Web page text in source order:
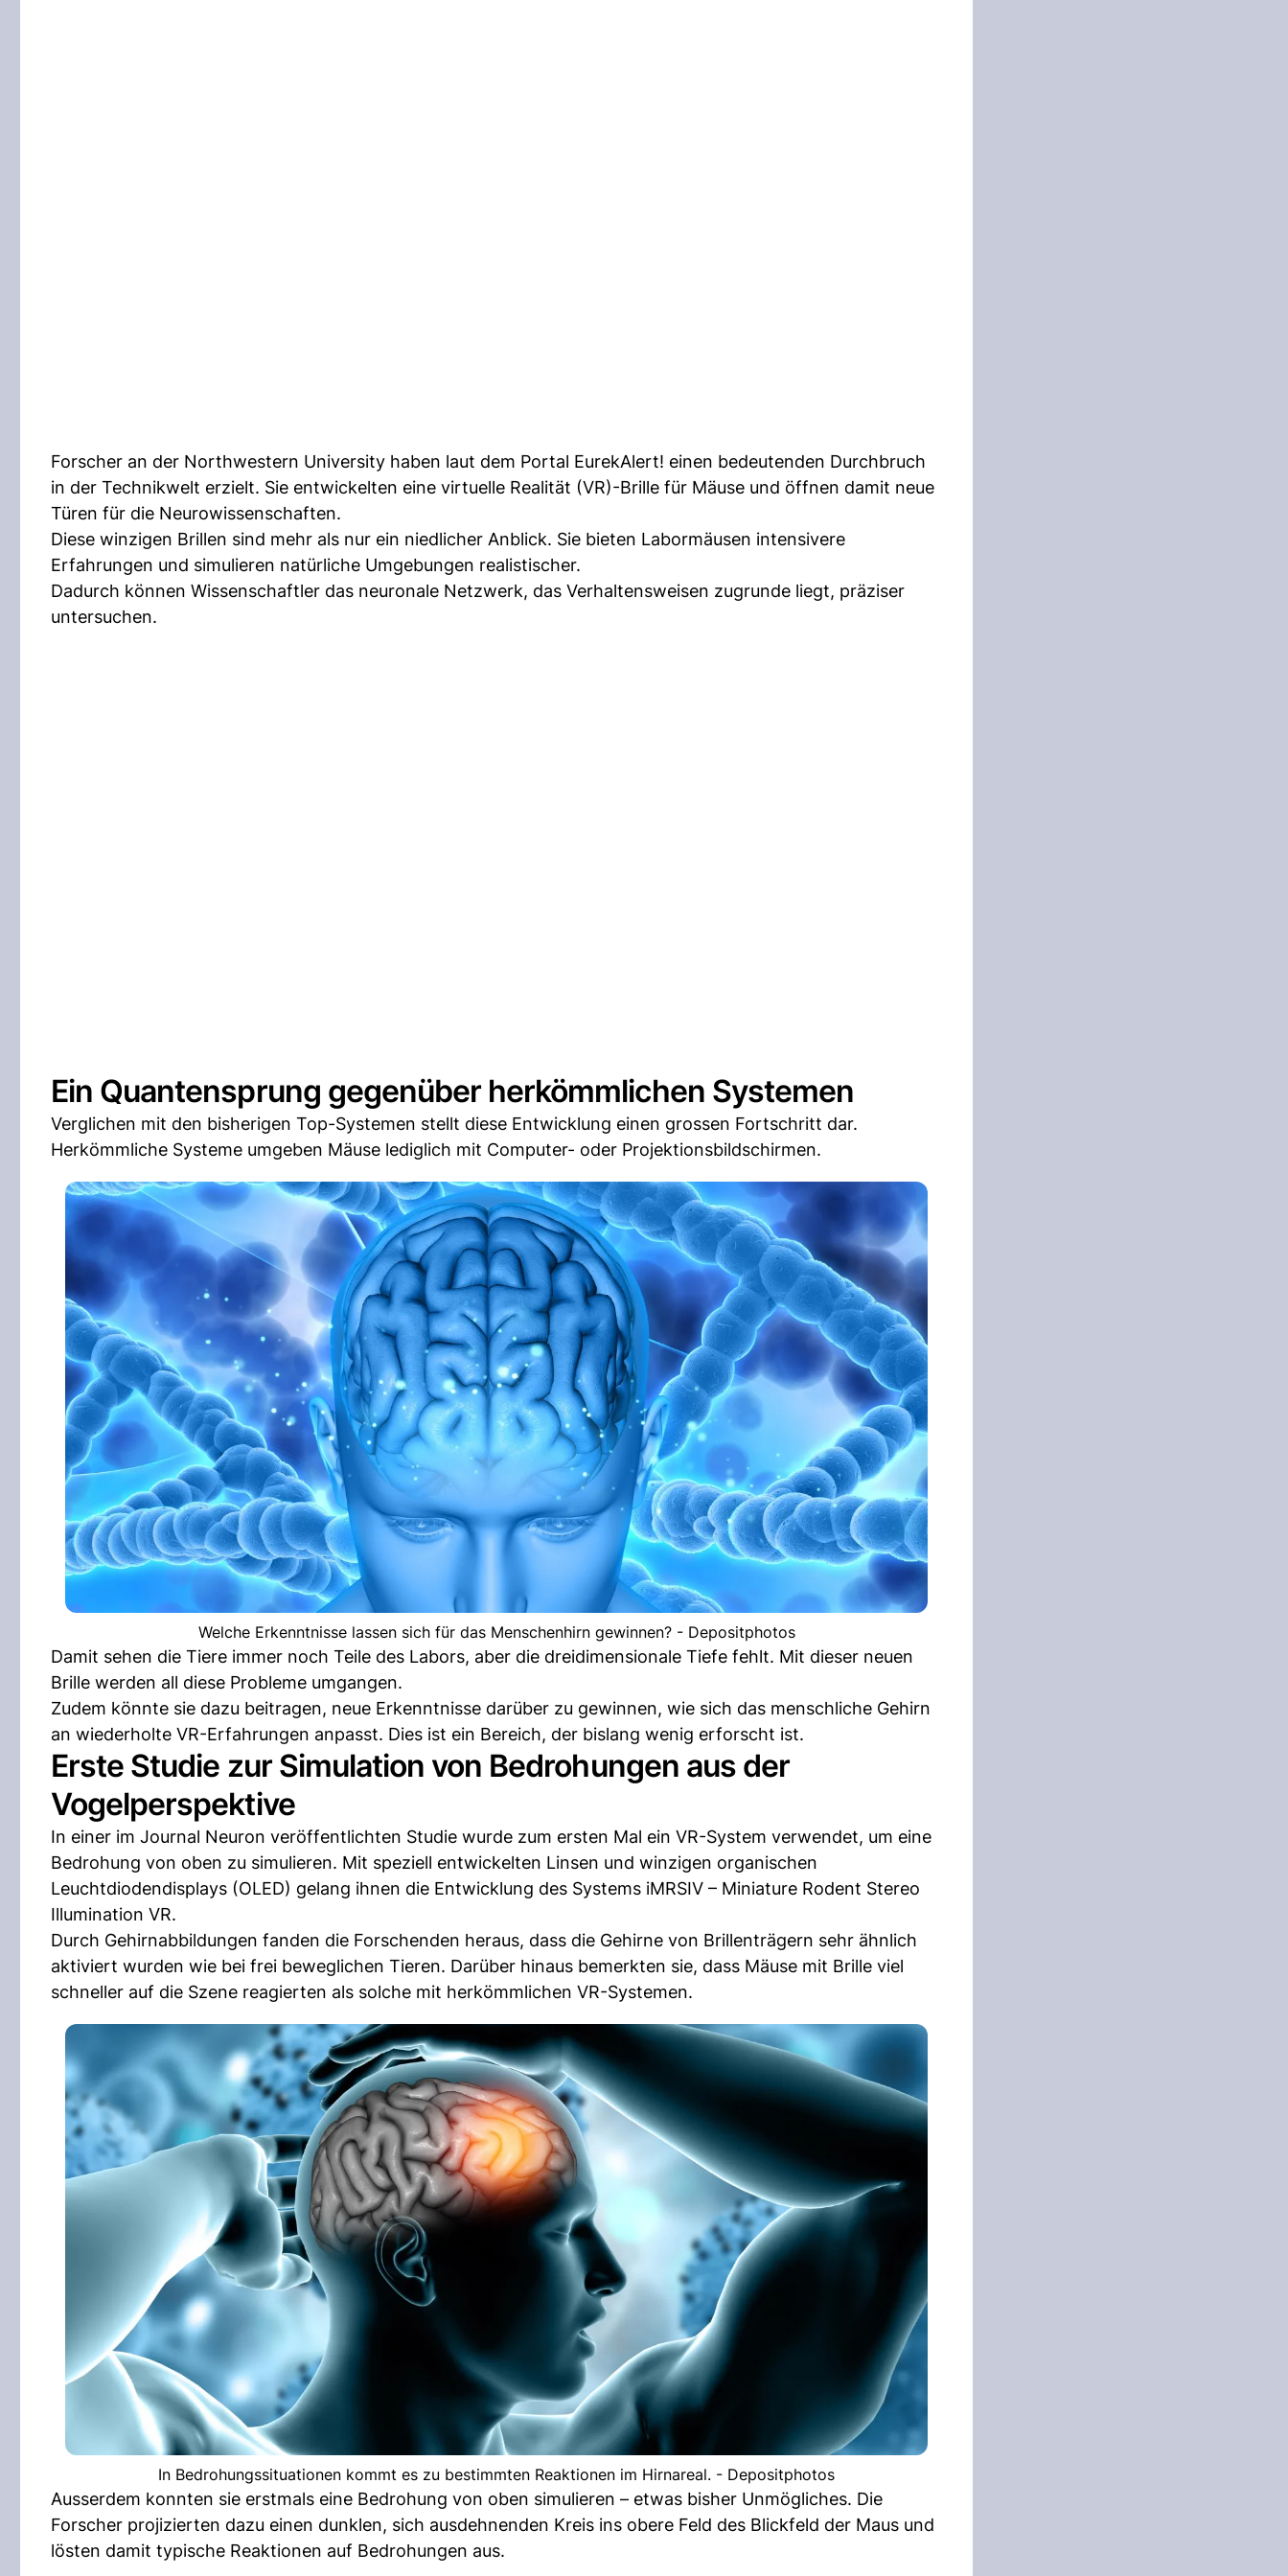
Forscher an der Northwestern University haben laut dem Portal EurekAlert! einen bedeutenden Durchbruch
in der Technikwelt erzielt. Sie entwickelten eine virtuelle Realität (VR)-Brille für Mäuse und öffnen damit neue
Türen für die Neurowissenschaften.
Diese winzigen Brillen sind mehr als nur ein niedlicher Anblick. Sie bieten Labormäusen intensivere
Erfahrungen und simulieren natürliche Umgebungen realistischer.
Dadurch können Wissenschaftler das neuronale Netzwerk, das Verhaltensweisen zugrunde liegt, präziser
untersuchen.
Ein Quantensprung gegenüber herkömmlichen Systemen
Verglichen mit den bisherigen Top-Systemen stellt diese Entwicklung einen grossen Fortschritt dar.
Herkömmliche Systeme umgeben Mäuse lediglich mit Computer- oder Projektionsbildschirmen.
Welche Erkenntnisse lassen sich für das Menschenhirn gewinnen? - Depositphotos
Damit sehen die Tiere immer noch Teile des Labors, aber die dreidimensionale Tiefe fehlt. Mit dieser neuen
Brille werden all diese Probleme umgangen.
Zudem könnte sie dazu beitragen, neue Erkenntnisse darüber zu gewinnen, wie sich das menschliche Gehirn
an wiederholte VR-Erfahrungen anpasst. Dies ist ein Bereich, der bislang wenig erforscht ist.
Erste Studie zur Simulation von Bedrohungen aus der
Vogelperspektive
In einer im Journal Neuron veröffentlichten Studie wurde zum ersten Mal ein VR-System verwendet, um eine
Bedrohung von oben zu simulieren. Mit speziell entwickelten Linsen und winzigen organischen
Leuchtdiodendisplays (OLED) gelang ihnen die Entwicklung des Systems iMRSIV – Miniature Rodent Stereo
Illumination VR.
Durch Gehirnabbildungen fanden die Forschenden heraus, dass die Gehirne von Brillenträgern sehr ähnlich
aktiviert wurden wie bei frei beweglichen Tieren. Darüber hinaus bemerkten sie, dass Mäuse mit Brille viel
schneller auf die Szene reagierten als solche mit herkömmlichen VR-Systemen.
In Bedrohungssituationen kommt es zu bestimmten Reaktionen im Hirnareal. - Depositphotos
Ausserdem konnten sie erstmals eine Bedrohung von oben simulieren – etwas bisher Unmögliches. Die
Forscher projizierten dazu einen dunklen, sich ausdehnenden Kreis ins obere Feld des Blickfeld der Maus und
lösten damit typische Reaktionen auf Bedrohungen aus.